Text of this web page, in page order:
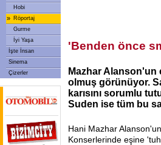
Hobi
» Röportaj
Gurme
İyi Yaşa
İşte İnsan
Sinema
Çizerler
'Benden önce
Mazhar Alanson'un
olmuş görünüyor.
karısını sorumlu
Suden ise tüm bu
Hani Mazhar
Konserlerinde eşine